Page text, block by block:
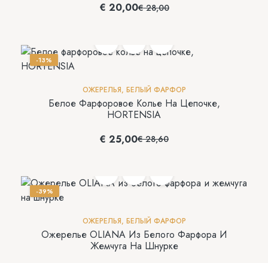
€28,00
€ 20,00
-13%
ОЖЕРЕЛЬЯ, БЕЛЫЙ ФАРФОР
Белое Фарфоровое Колье На Цепочке,
HORTENSIA
€28,60
€ 25,00
-39%
ОЖЕРЕЛЬЯ, БЕЛЫЙ ФАРФОР
Ожерелье OLIANA Из Белого Фарфора И
Жемчуга На Шнурке